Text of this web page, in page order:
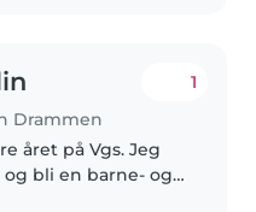
Drammen
1
året på Vgs. Jeg
bli en barne- og